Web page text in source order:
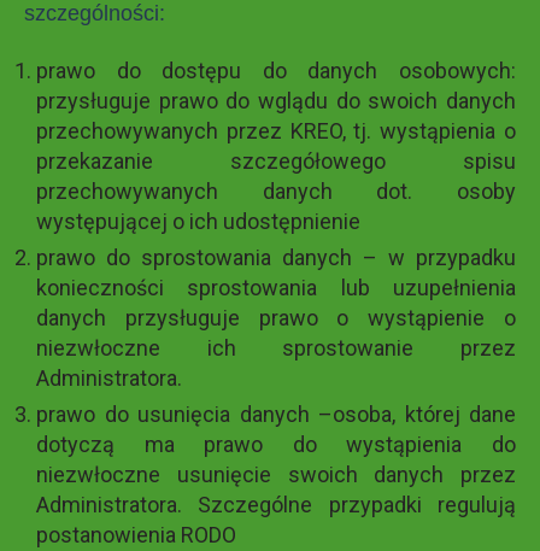
szczególności:
prawo do dostępu do danych osobowych:
przysługuje prawo do wglądu do swoich danych
przechowywanych przez KREO, tj. wystąpienia o
przekazanie szczegółowego spisu
przechowywanych danych dot. osoby
występującej o ich udostępnienie
prawo do sprostowania danych – w przypadku
konieczności sprostowania lub uzupełnienia
danych przysługuje prawo o wystąpienie o
niezwłoczne ich sprostowanie przez
Administratora.
prawo do usunięcia danych –osoba, której dane
dotyczą ma prawo do wystąpienia do
niezwłoczne usunięcie swoich danych przez
Administratora. Szczególne przypadki regulują
postanowienia RODO